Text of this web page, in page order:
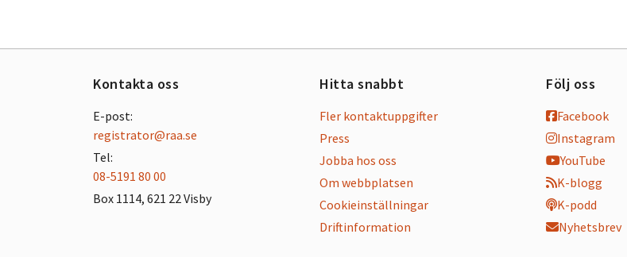
Kontakta oss
E-post:
registrator@raa.se
Tel:
08-5191 80 00
Box 1114, 621 22 Visby
Hitta snabbt
Fler kontaktuppgifter
Press
Jobba hos oss
Om webbplatsen
Cookieinställningar
Driftinformation
Följ oss
Facebook
Instagram
YouTube
K-blogg
K-podd
Nyhetsbrev